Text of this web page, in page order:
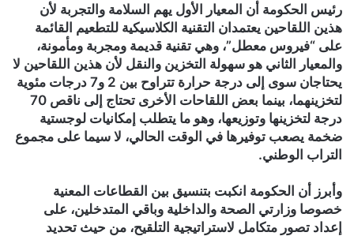
رئيس الحكومة أن المعيار الأول يهم السلامة والتجربة لأن
هذين اللقاحين يعتمدان التقنية الكلاسيكية للتطعيم القائمة
على “فيروس معطل”، وهي تقنية قديمة ومجربة ومأمونة،
والمعيار الثاني هو سهولة التخزين والنقل لأن هذين اللقاحين لا
يحتاجان سوى إلى درجة حرارة تتراوح بين 2 و7 درجات مئوية
لتخزينهما، بينما بعض اللقاحات الأخرى تحتاج إلى ناقص 70
درجة لتخزينها وتوزيعها، وهو ما يتطلب إمكانيات لوجستية
ضخمة يصعب توفيرها في الوقت الحالي، لا سيما على مجموع
التراب الوطني.
وأبرز أن الحكومة انكبت بتنسيق بين القطاعات المعنية
خصوصا وزارتي الصحة والداخلية وباقي المتدخلين، على
إعداد تصور متكامل لاستراتيجية التلقيح، من حيث تحديد